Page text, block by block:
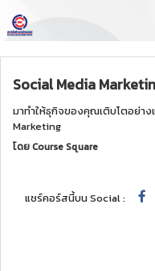
Social Media
มาทำให้ธุกิจของคุณเติบโตอ
Marketing
โดยCourse Square
แชร์คอร์สนี้บน Social :